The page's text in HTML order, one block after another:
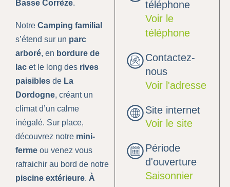
Basse Corrèze.
Notre Camping familial
s’étend sur un parc
arboré, en bordure de
lac et le long des rives
paisibles de La
Dordogne, créant un
climat d’un calme
inégalé. Sur place,
découvrez notre mini-
ferme ou venez vous
rafraichir au bord de notre
piscine extérieure. À
téléphone
Voir le
téléphone
Contactez-
nous
Voir l'adresse
Site internet
Voir le site
Période
d'ouverture
Saisonnier